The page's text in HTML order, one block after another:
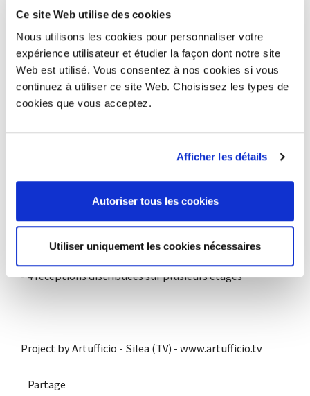
Ce site Web utilise des cookies
Nous utilisons les cookies pour personnaliser votre
expérience utilisateur et étudier la façon dont notre site
Web est utilisé. Vous consentez à nos cookies si vous
continuez à utiliser ce site Web. Choisissez les types de
cookies que vous acceptez.
Afficher les détails
Autoriser tous les cookies
Utiliser uniquement les cookies nécessaires
réalisées en version pleine, de la même finition que les
bureaux et les parois équipées.
- Plus de 1000 m2 de cloisons de séparation en verre et
de portes, dont la composition peut entièrement être
revue- Plus de 650 m2 de parois équipées dotées
d’accessoires (tablettes et porte-documents
- Plus de 100 postes de travail pour une surface totale
de plans de travail d’environ 200 m²
- 7 salles de réunion avec des tables équipées pour
pouvoir brancher les technologies audiovisuelles les
-4 réceptions distribuées sur plusieurs étages
Project by Artufficio - Silea (TV) -www.artufficio.tv
Partage